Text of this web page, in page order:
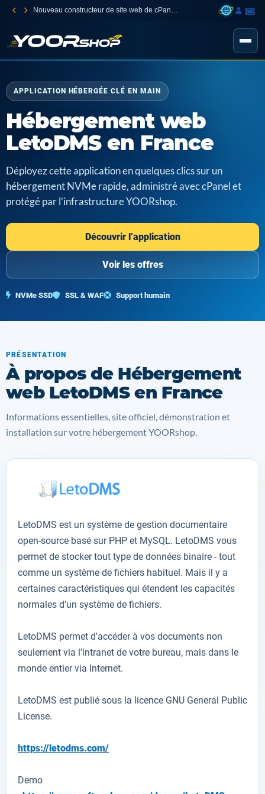
Nouveau constructeur de site web de cPanel Jetsite Builder
APPLICATION HÉBERGÉE CLÉ EN MAIN
Hébergement web
LetoDMS en France
Déployez cette application en quelques clics sur un
hébergement NVMe rapide, administré avec cPanel et
protégé par l’infrastructure YOORshop.
Découvrir l’application
Voir les offres
NVMe SSD SSL & WAF Support humain
PRÉSENTATION
À propos de Hébergement
web LetoDMS en France
Informations essentielles, site officiel, démonstration et
installation sur votre hébergement YOORshop.
LetoDMS est un système de gestion documentaire
open-source basé sur PHP et MySQL. LetoDMS vous
permet de stocker tout type de données binaire - tout
comme un système de fichiers habituel. Mais il y a
certaines caractéristiques qui étendent les capacités
normales d'un système de fichiers.
LetoDMS permet d'accéder à vos documents non
seulement via l'intranet de votre bureau, mais dans le
monde entier via Internet.
LetoDMS est publié sous la licence GNU General Public
License.
https://letodms.com/
Demo